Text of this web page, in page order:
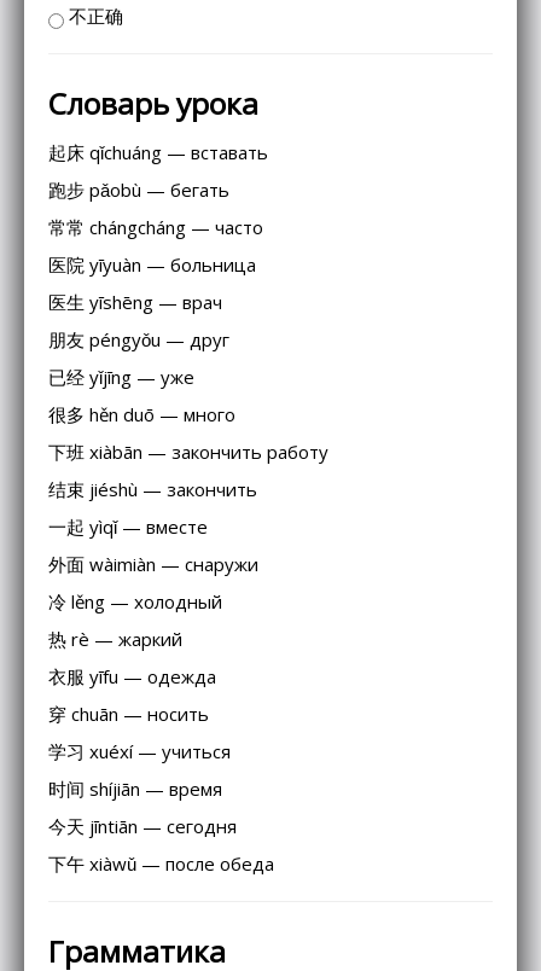
不正确
Словарь урока
起床 qǐchuáng — вставать
跑步 pǎobù — бегать
常常 chángcháng — часто
医院 yīyuàn — больница
医生 yīshēng — врач
朋友 péngyǒu — друг
已经 yǐjīng — уже
很多 hěn duō — много
下班 xiàbān — закончить работу
结束 jiéshù — закончить
一起 yìqǐ — вместе
外面 wàimiàn — снаружи
冷 lěng — холодный
热 rè — жаркий
衣服 yīfu — одежда
穿 chuān — носить
学习 xuéxí — учиться
时间 shíjiān — время
今天 jīntiān — сегодня
下午 xiàwǔ — после обеда
Грамматика